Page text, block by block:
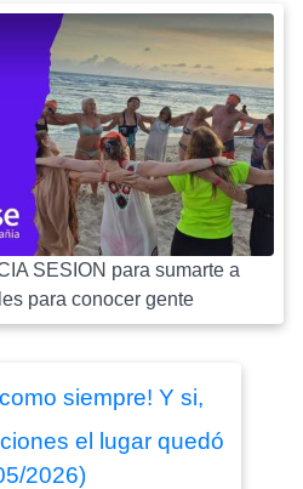
SESION para sumarte a
para conocer gente
siempre! Y si,
el lugar quedó
2026)